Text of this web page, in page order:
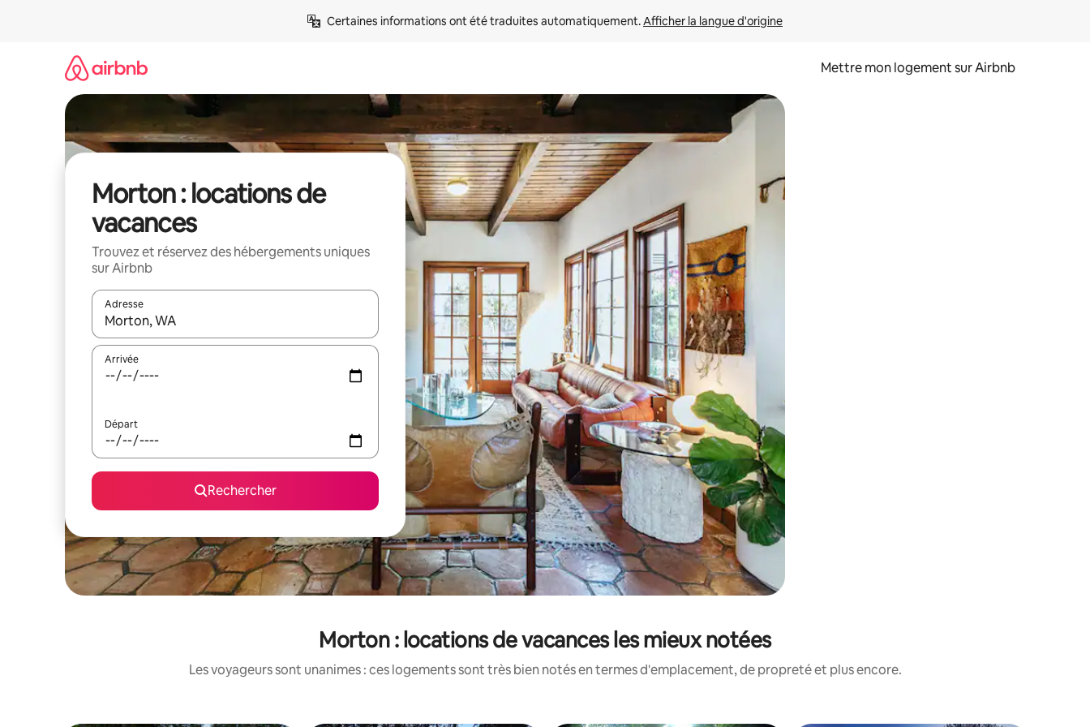
Certaines informations ont été traduites automatiquement. Afficher la langue d'origine
Mettre mon logement sur Airbnb
Morton : locations de
vacances
Trouvez et réservez des hébergements uniques
sur Airbnb
Adresse
Lorsque les résultats s'affichent, utilisez les flèches vers le haut et vers le bas pour les parcourir ou en appuyant et en faisant glisser.
Arrivée
Départ
Rechercher
Morton : locations de vacances les mieux notées
Les voyageurs sont unanimes : ces logements sont très bien notés en termes d'emplacement, de propreté et plus encore.